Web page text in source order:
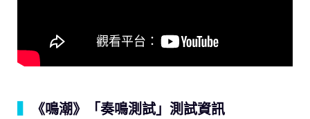
《鳴潮》「奏鳴測試」測試資訊